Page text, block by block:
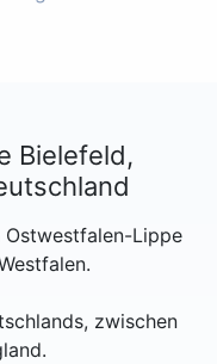
Bielefeld,
Lippe
zwischen